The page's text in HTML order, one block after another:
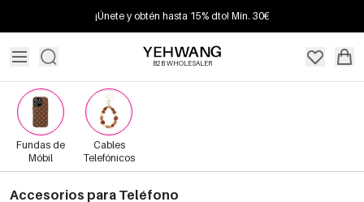
¡Únete y obtén hasta 15% dto! Mín. 30€
B2B WHOLESALER
Fundas de
Móbil
Cables
Telefónicos
Accesorios para Teléfono